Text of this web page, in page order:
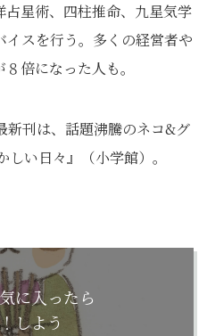
星術、四柱推命、九星気学
スを行う。多くの経営者や
倍になった人も。
刊は、話題沸騰のネコ&グ
い日々』（小学館）。
に入ったら
しよう